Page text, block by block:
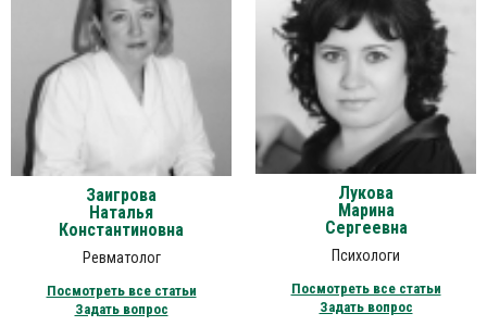
Заигрова
Наталья
Константиновна
Ревматолог
Посмотреть все статьи
Задать вопрос
Лукова
Марина
Сергеевна
Психологи
Посмотреть все статьи
Задать вопрос